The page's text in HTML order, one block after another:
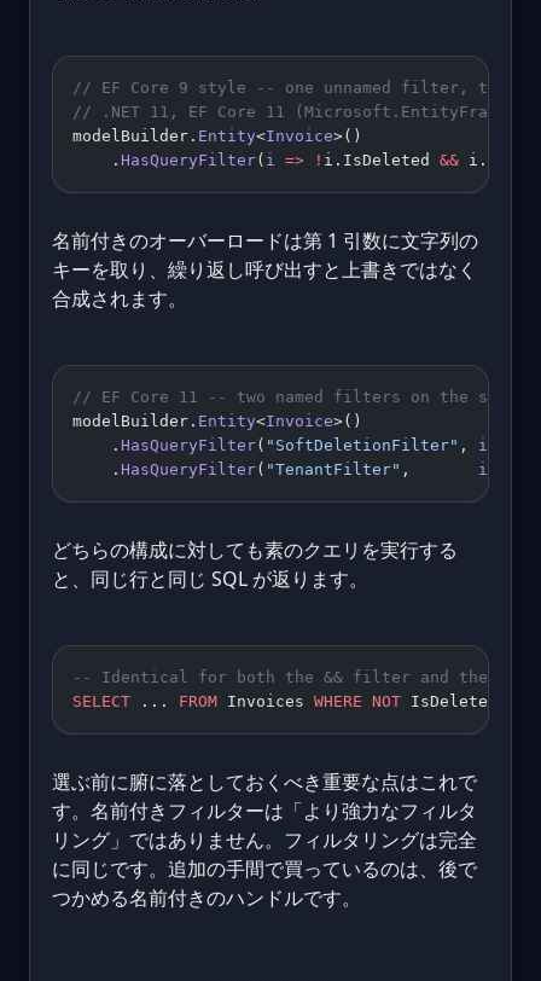
// EF Core 9 style -- one unnamed filter, two
// .NET 11, EF Core 11
modelBuilder. Entity<Invoice>()
    .
HasQueryFilter( i => ! i.IsDeleted &&
名前付きのオーバーロードは第 1 引数に文字列の
キーを取り、繰り返し呼び出すと上書きではなく
合成されます。
// EF Core 11 -- two named filters on the same
modelBuilder. Entity<Invoice>()
    .
HasQueryFilter( "SoftDeletionFilter" , i
    .
HasQueryFilter( "TenantFilter" , i
どちらの構成に対しても素のクエリを実行する
と、同じ行と同じ SQL が返ります。
-- Identical for both the && filter and the two
SELECT ... FROM Invoices WHERE NOT IsDeleted
選ぶ前に腑に落としておくべき重要な点はこれで
す。名前付きフィルターは「より強力なフィルタ
リング」ではありません。フィルタリングは完全
に同じです。追加の手間で買っているのは、後で
つかめる名前付きのハンドルです。